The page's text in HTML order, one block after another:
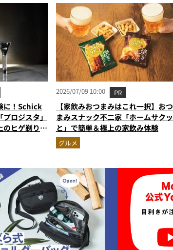
に！Schick
ロジスタ」
のヒゲ剃り習
2026/07/09 10:00 PR
【家飲みおつまみはこれ一択】おつ
まみスナック不二家「ホームサクッ
と」で簡単＆極上の家飲み体験
グルメ